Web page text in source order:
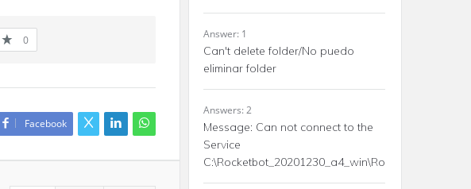
0
Facebook
Answer: 1
Can't delete folder/No puedo
eliminar folder
Answers: 2
Message: Can not connect to the
Service